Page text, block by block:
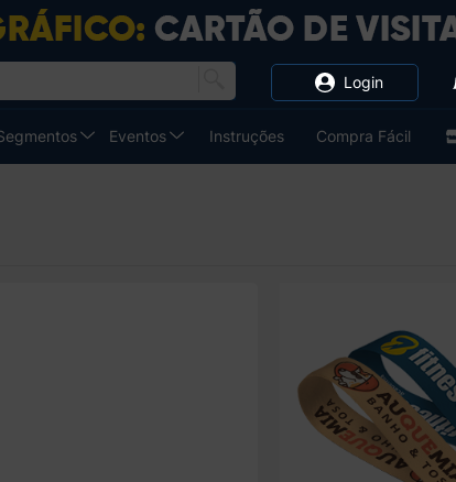
Eventos Instruções Compra Fácil
Login